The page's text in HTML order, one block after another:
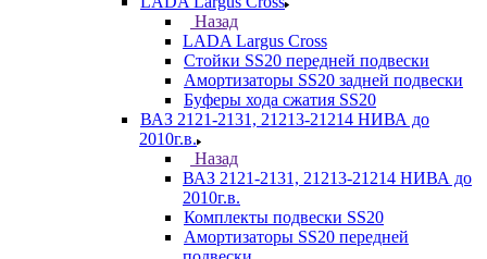
Назад
LADA Largus Cross
Стойки SS20 передней подвески
Амортизаторы SS20 задней подвески
Буферы хода сжатия SS20
ВАЗ 2121-2131, 21213-21214 НИВА до
2010г.в.
Назад
ВАЗ 2121-2131, 21213-21214 НИВА до
2010г.в.
Комплекты подвески SS20
Амортизаторы SS20 передней